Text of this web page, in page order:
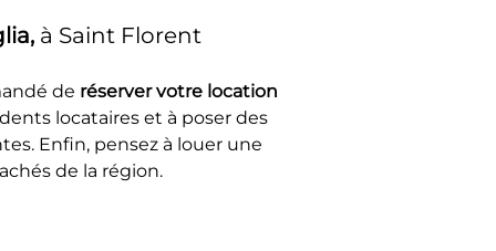
à Saint Florent
de réserver votre location
locataires et à poser des
Enfin, pensez à louer une
de la région.